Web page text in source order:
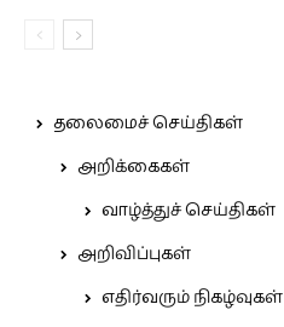
தலைமைச் செய்திகள்
அறிக்கைகள்
வாழ்த்துச் செய்திகள்
அறிவிப்புகள்
எதிர்வரும் நிகழ்வுகள்